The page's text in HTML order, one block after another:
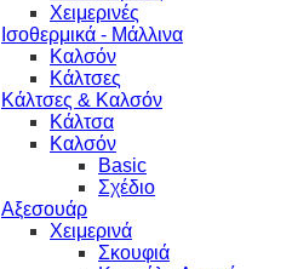
Χειμερινές
Ισοθερμικά - Μάλλινα
Καλσόν
Κάλτσες
Κάλτσες & Καλσόν
Κάλτσα
Καλσόν
Basic
Σχέδιο
Αξεσουάρ
Χειμερινά
Σκουφιά